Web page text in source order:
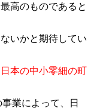
高のものであると
いかと期待してい
日本の中小零細の町
事業によって、日